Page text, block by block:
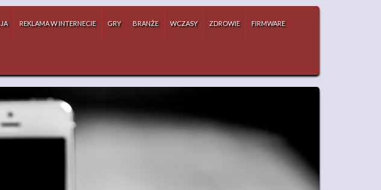
REKLAMA W INTERNECIE GRY BRANŻE WCZASY ZDROWIE FIRMWARE